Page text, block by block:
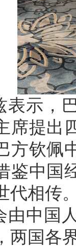
表示，
席提出
方钦佩
鉴中国
代相传。
由中国
两国各